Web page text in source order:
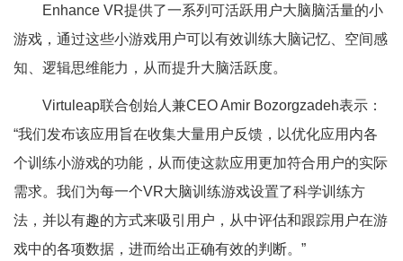
Enhance VR提供了一系列可活跃用户大脑脑活量的小
游戏，通过这些小游戏用户可以有效训练大脑记忆、空间感
知、逻辑思维能力，从而提升大脑活跃度。
Virtuleap联合创始人兼CEO Amir Bozorgzadeh表示：
“我们发布该应用旨在收集大量用户反馈，以优化应用内各
个训练小游戏的功能，从而使这款应用更加符合用户的实际
需求。我们为每一个VR大脑训练游戏设置了科学训练方
法，并以有趣的方式来吸引用户，从中评估和跟踪用户在游
戏中的各项数据，进而给出正确有效的判断。”